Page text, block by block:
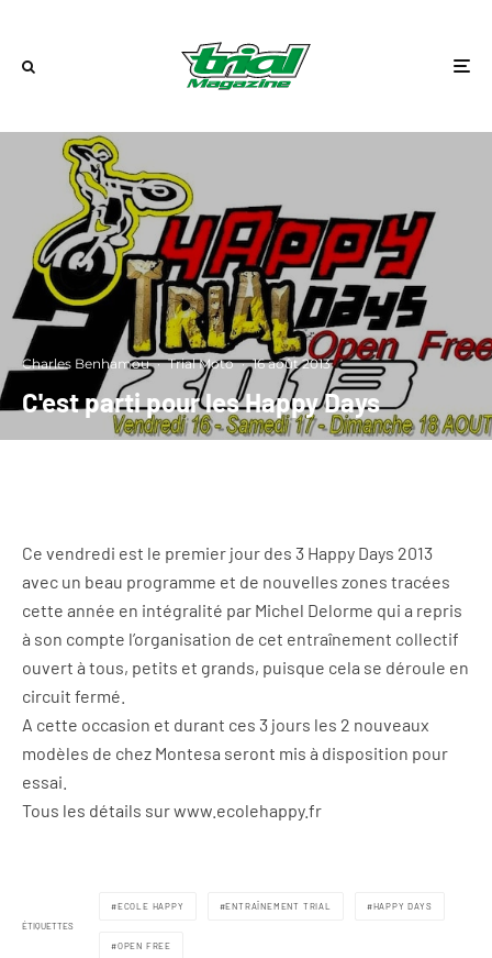
Charles Benhamou · Trial Moto · 16 août 2013
C'est parti pour les Happy Days
Ce vendredi est le premier jour des 3 Happy Days 2013
avec un beau programme et de nouvelles zones tracées
cette année en intégralité par Michel Delorme qui a repris
à son compte l’organisation de cet entraînement collectif
ouvert à tous, petits et grands, puisque cela se déroule en
circuit fermé.
A cette occasion et durant ces 3 jours les 2 nouveaux
modèles de chez Montesa seront mis à disposition pour
essai.
Tous les détails sur www.ecolehappy.fr
ÉTIQUETTES
ECOLE HAPPY ENTRAÎNEMENT TRIAL HAPPY DAYS
OPEN FREE